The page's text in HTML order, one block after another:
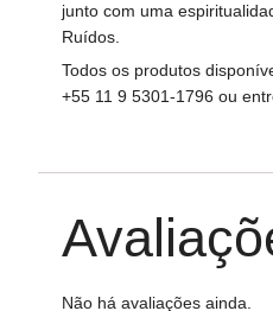
junto com uma
Ruídos.
Todos os produtos
+55 11 9 5301-1796 ou
Não há avaliações ainda.